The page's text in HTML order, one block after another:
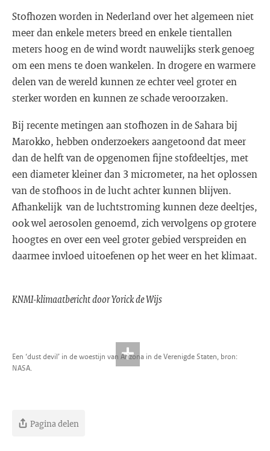
Stofhozen worden in Nederland over het algemeen niet
meer dan enkele meters breed en enkele tientallen
meters hoog en de wind wordt nauwelijks sterk genoeg
om een mens te doen wankelen. In drogere en warmere
delen van de wereld kunnen ze echter veel groter en
sterker worden en kunnen ze schade veroorzaken.
Bij recente metingen aan stofhozen in de Sahara bij
Marokko, hebben onderzoekers aangetoond dat meer
dan de helft van de opgenomen fijne stofdeeltjes, met
een diameter kleiner dan 3 micrometer, na het oplossen
van de stofhoos in de lucht achter kunnen blijven.
Afhankelijk van de luchtstroming kunnen deze deeltjes,
ook wel aerosolen genoemd, zich vervolgens op grotere
hoogtes en over een veel groter gebied verspreiden en
daarmee invloed uitoefenen op het weer en het klimaat.
KNMI-klimaatbericht door Yorick de Wijs
Een ‘dust devil’ in de woestijn van Arizona in de Verenigde Staten, bron:
NASA.
Pagina delen